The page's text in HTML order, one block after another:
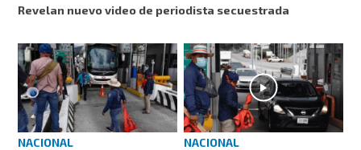
Revelan nuevo video de periodista secuestrada
NACIONAL
NACIONAL